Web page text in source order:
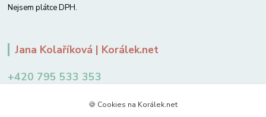
Nejsem plátce DPH.
Jana Kolaříková | Korálek.net
+420 795 533 353
🍪 Cookies na Korálek.net